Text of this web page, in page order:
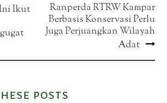
Ini Ikut
Ranperda RTRW Kampar
Berbasis Konservasi Perlu
Juga Perjuangkan Wilayah
Adat
POSTS